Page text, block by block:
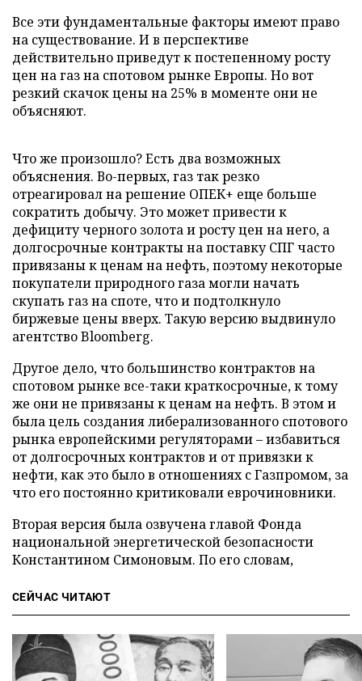
Все эти фундаментальные факторы имеют право
на существование. И в перспективе
действительно приведут к постепенному росту
цен на газ на спотовом рынке Европы. Но вот
резкий скачок цены на 25% в моменте они не
объясняют.
Что же произошло? Есть два возможных
объяснения. Во-первых, газ так резко
отреагировал на решение ОПЕК+ еще больше
сократить добычу. Это может привести к
дефициту черного золота и росту цен на него, а
долгосрочные контракты на поставку СПГ часто
привязаны к ценам на нефть, поэтому некоторые
покупатели природного газа могли начать
скупать газ на споте, что и подтолкнуло
биржевые цены вверх. Такую версию выдвинуло
агентство Bloomberg.
Другое дело, что большинство контрактов на
спотовом рынке все-таки краткосрочные, к тому
же они не привязаны к ценам на нефть. В этом и
была цель создания либерализованного спотового
рынка европейскими регуляторами – избавиться
от долгосрочных контрактов и от привязки к
нефти, как это было в отношениях с Газпромом, за
что его постоянно критиковали еврочиновники.
Вторая версия была озвучена главой Фонда
национальной энергетической безопасности
Константином Симоновым. По его словам,
СЕЙЧАС ЧИТАЮТ